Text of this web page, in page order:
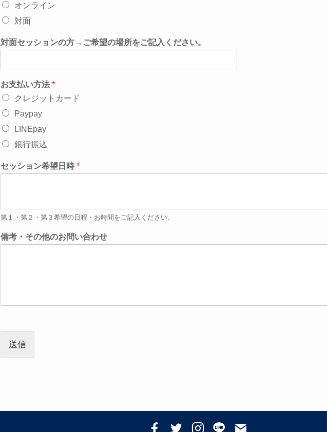
オンライン
対面
対面セッションの方→ご希望の場所をご記入ください。
お支払い方法 *
クレジットカード
Paypay
LINEpay
銀行振込
セッション希望日時*
第１・第２・第３希望の日程・お時間をご記入ください。
備考・その他のお問い合わせ
送信